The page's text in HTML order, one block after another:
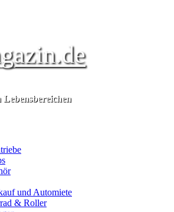
Lebensbereichen
und Automiete
& Roller